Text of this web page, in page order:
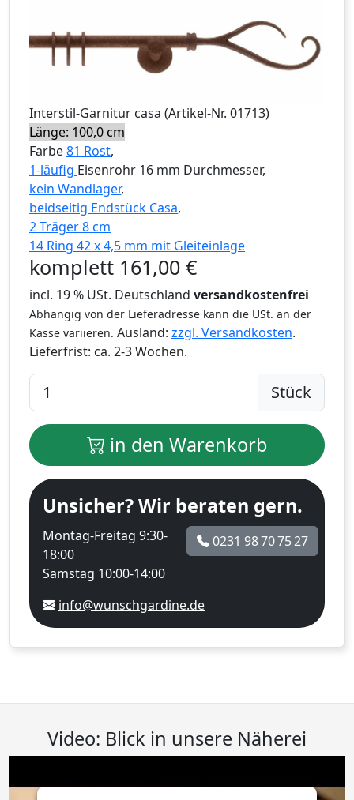
Interstil-Garnitur casa (Artikel-Nr. 01713)
Länge: 100,0 cm
Farbe81 Rost,
1-läufig Eisenrohr 16 mm Durchmesser,
kein Wandlager,
beidseitig Endstück Casa,
2 Träger 8 cm
14 Ring 42 x 4,5 mm mit Gleiteinlage
komplett 161,00 €
incl. 19 % USt. Deutschland versandkostenfrei
Abhängig von der Lieferadresse kann die USt. an der
Kasse variieren. Ausland: zzgl. Versandkosten.
Lieferfrist: ca. 2-3 Wochen.
Stück
in den Warenkorb
Unsicher? Wir beraten gern.
Montag-Freitag 9:30-
18:00
Samstag 10:00-14:00
0231 98 70 75 27
info@wunschgardine.de
Video: Blick in unsere Näherei